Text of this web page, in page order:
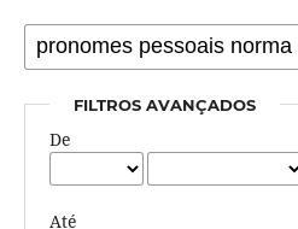
FILTROS AVANÇADOS
De
Até